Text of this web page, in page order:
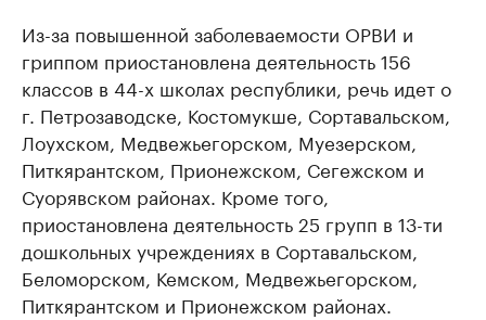
Из-за повышенной заболеваемости ОРВИ и
гриппом приостановлена деятельность 156
классов в 44-х школах республики, речь идет о
г. Петрозаводске, Костомукше, Сортавальском,
Лоухском, Медвежьегорском, Муезерском,
Питкярантском, Прионежском, Сегежском и
Суорявском районах. Кроме того,
приостановлена деятельность 25 групп в 13-ти
дошкольных учреждениях в Сортавальском,
Беломорском, Кемском, Медвежьегорском,
Питкярантском и Прионежском районах.